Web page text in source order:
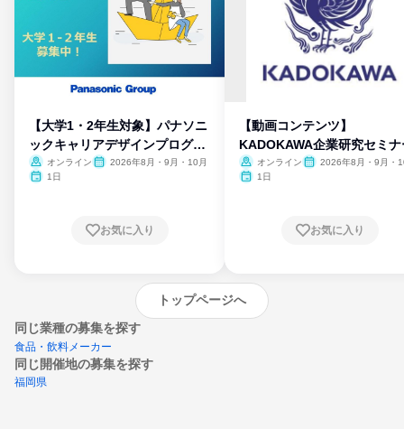
【大学1・2年生対象】パナソニ
ックキャリアデザインプログラ
ム
オンライン
2026年8月・9月・10月
1日
お気に入り
【動画コンテンツ】
KADOKAWA企業研究セミナ
オンライン
2026年8月・9月・
1日
お気に入り
トップページへ
同じ業種の募集を探す
食品・飲料メーカー
同じ開催地の募集を探す
福岡県